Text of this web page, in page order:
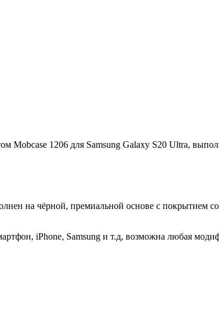
1206 для Samsung Galaxy S20 Ultra,
на чёрной, премиальной основе с покрытием
iPhone, Samsung и т.д, возможна любая